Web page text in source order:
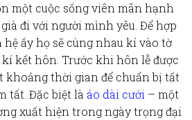
một cuộc sống viên mãn hạnh
đi với người mình yêu. Để hợp
ấy họ sẽ cùng nhau kí vào tờ
kết hôn. Trước khi hôn lễ được
khoảng thời gian để chuẩn bị tất
tất. Đặc biệt là áo dài cưới – một
xuất hiện trong ngày trọng đại